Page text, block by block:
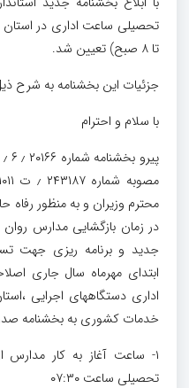
تا ۸ صبح) تعیین شد.
جزئیات این بخشنامه به شرح
با سلام و احترام
محترم وزیران و به منظور رفاه
در زمان بازگشایی مدارس
جدید و برنامه ریزی جهت
ابتدای مهرماه سال جاری
خدمات کشوری به بخشنامه صدر
تحصیلی ساعت ۰۷:۳۰